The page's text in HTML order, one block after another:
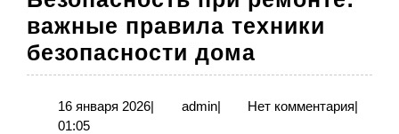
важные правила техники
безопасности дома
при
ремонте:
16 января 202616
| adminadmin
| Нет комментария|
01:05